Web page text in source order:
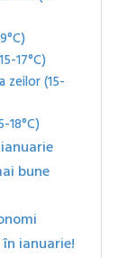
17°C)
zeilor (15-
18°C)
bune
ianuarie!